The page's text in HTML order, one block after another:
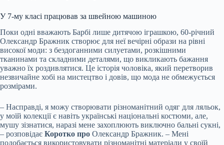
У 7-му класі працював за швейною машиною
Поки одні вважають Барбі лише дитячою іграшкою, 60-річний
Олександр Бражник створює для неї вечірні образи на рівні
високої моди: з бездоганними силуетами, розкішними
тканинами та складними деталями, що викликають бажання
уважно їх роздивлятися. Це історія чоловіка, який перетворив
незвичайне хобі на мистецтво і довів, що мода не обмежується
розмірами.
– Насправді, я можу створювати різноманітний одяг для ляльок,
у моїй колекції є навіть українські національні костюми, але,
мушу зізнатися, наразі мене захоплюють виключно бальні сукні,
– розповідає Коротко про Олександр Бражник. – Мені
подобається використовувати різноманітні матеріали у своїй